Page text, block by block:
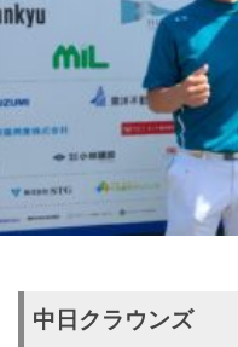
中日クラウンズ